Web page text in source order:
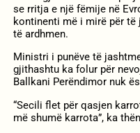
se rritja e një fëmije në
kontinenti më i mirë për
të ardhmen.
Ministri i punëve të
gjithashtu ka folur për
Ballkani Perëndimor nuk
“Secili flet për qasjen
më shumë karrota”, ka